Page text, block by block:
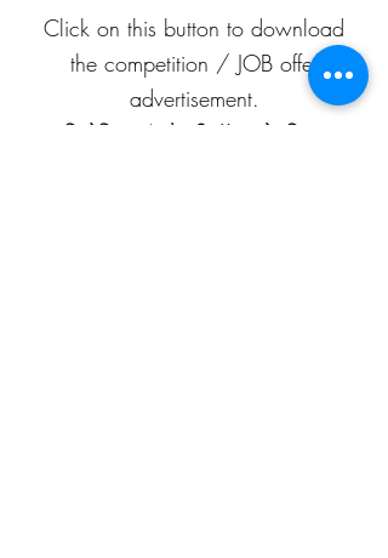
Click on this button to download
the competition / JOB offer
advertisement.
प्रतियोगिता / नौकरी-ऑफ़र के विज्ञापन